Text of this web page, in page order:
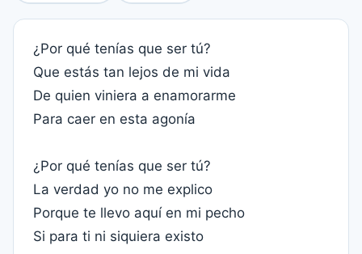
¿Por qué tenías que ser tú?
Que estás tan lejos de mi vida
De quien viniera a enamorarme
Para caer en esta agonía
¿Por qué tenías que ser tú?
La verdad yo no me explico
Porque te llevo aquí en mi pecho
Si para ti ni siquiera existo